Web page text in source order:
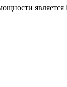
является